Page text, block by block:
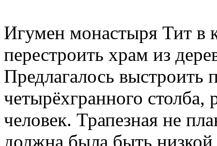
Игумен монастыря Тит в
перестроить храм из
Предлагалось выстроить
четырёхгранного столба,
человек. Трапезная не
должна была быть